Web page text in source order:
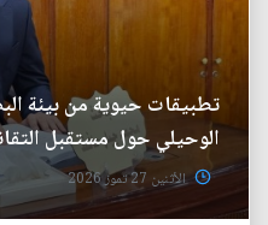
تطبيقات حيوية من بيئة
الوحيلي حول مستقبل
الأثنين 27 تموز 2026